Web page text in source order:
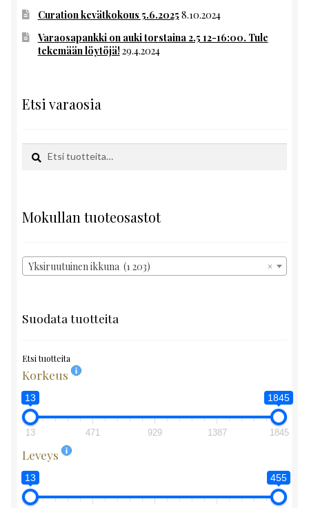
Curation kevätkokous 5.6.2025 8.10.2024
Varaosapankki on auki torstaina 2.5 12-16:00. Tule
tekemään löytöjä!29.4.2024
Etsi varaosia
Etsi:
Haku
Mokullan tuoteosastot
×
Yksiruutuinen ikkuna (1 203)
Suodata tuotteita
Etsi tuotteita
Korkeus
13 1845
13 471 929 1387 1845
Leveys
13 455